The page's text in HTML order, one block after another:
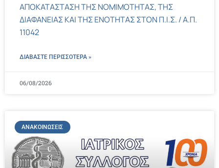
ΑΠΟΚΑΤΑΣΤΑΣΗ ΤΗΣ ΝΟΜΙΜΟΤΗΤΑΣ, ΤΗΣ
ΔΙΑΦΑΝΕΙΑΣ ΚΑΙ ΤΗΣ ΕΝΟΤΗΤΑΣ ΣΤΟΝ Π.Ι.Σ. / Α.Π.
11042
ΔΙΑΒΑΣΤΕ ΠΕΡΙΣΣΌΤΕΡΑ »
06/08/2026
ΑΝΑΚΟΙΝΏΣΕΙΣ